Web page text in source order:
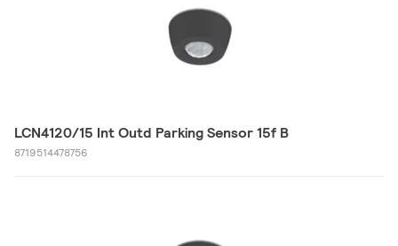
LCN4120/15 Int Outd Parking Sensor 15f B
8719514478756